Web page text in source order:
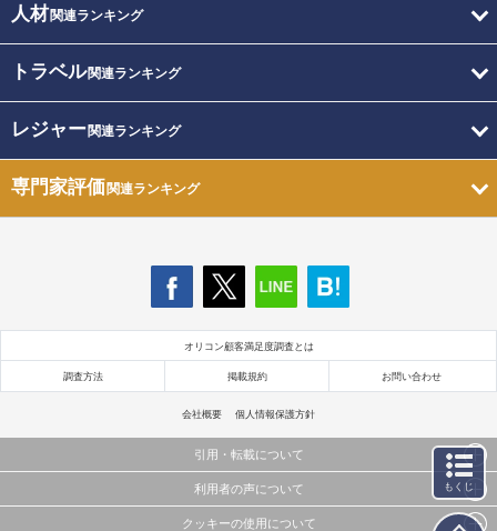
人材関連ランキング
トラベル関連ランキング
レジャー関連ランキング
専門家評価関連ランキング
オリコン顧客満足度調査とは
調査方法 掲載規約 お問い合わせ
会社概要 個人情報保護方針
引用・転載について
当サイトで公開されている情報（文字、写真、イラスト、画像データ等）及びこれらの配置・
利用者の声について
当サイトに掲載している内容はすべてサービスの利用者が提出された見解・感想です。
クッキーの使用について
もくじ